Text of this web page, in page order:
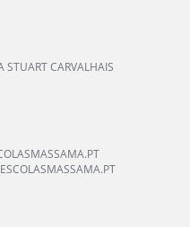
STUART CARVALHAIS